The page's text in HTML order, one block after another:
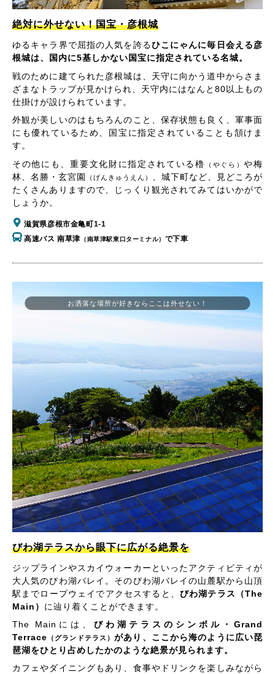
絶対に外せない！国宝・彦根城
ゆるキャラ界で屈指の人気を誇るひこにゃんに毎日会える彦
根城は、国内に5基しかない国宝に指定されている名城。
戦のために建てられた彦根城は、天守に向かう道中からさま
ざまなトラップが見かけられ、天守内にはなんと80以上もの
仕掛けが設けられています。
外観が美しいのはもちろんのこと、保存状態も良く、軍事面
にも優れているため、国宝に指定されていることも頷けま
す。
その他にも、重要文化財に指定されている櫓
（やぐら）や梅
林、名勝・玄宮園
（げんきゅうえん）
、城下町など、見どころが
たくさんありますので、じっくり観光されてみてはいかがで
しょうか。
滋賀県彦根市金亀町1-1
高速バス 南草津 （南草津駅東口ターミナル） で下車
びわ湖テラスから眼下に広がる絶景を
ジップラインやスカイウォーカーといったアクティビティが
大人気のびわ湖バレイ。そのびわ湖バレイの山麓駅から山頂
駅までロープウェイでアクセスすると、 びわ湖テラス（The
Main） に辿り着くことができます。
The Mainには、 びわ湖テラスのシンボル・Grand
Terrace （グランドテラス）があり、ここから海のように広い琵
琶湖をひとり占めしたかのような絶景が見られます。
カフェやダイニングもあり、食事やドリンクを楽しみながら
お洒落な場所が好きならここは外せない！